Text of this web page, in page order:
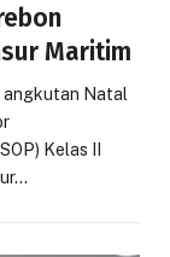
Maritim
angkutan Natal
Kelas II